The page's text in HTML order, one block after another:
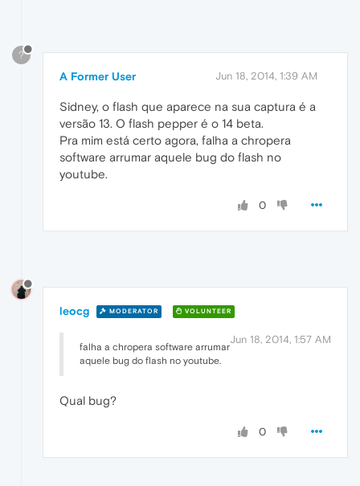
?
A Former User Jun 18, 2014, 1:39 AM
Sidney, o flash que aparece na sua captura é a
versão 13. O flash pepper é o 14 beta.
Pra mim está certo agora, falha a chropera
software arrumar aquele bug do flash no
youtube.
0
leocg MODERATOR VOLUNTEER
Jun 18, 2014, 1:57 AM
falha a chropera software arrumar
aquele bug do flash no youtube.
Qual bug?
0